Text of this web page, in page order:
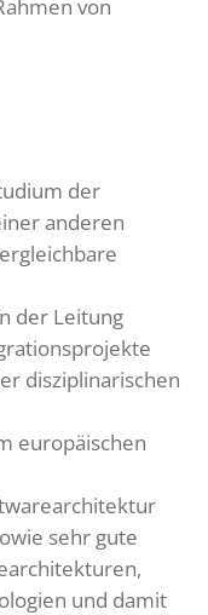
von
der
anderen
der Leitung
disziplinarischen
europäischen
sehr gute
und damit